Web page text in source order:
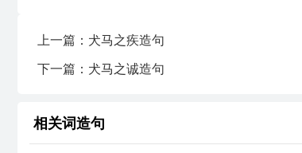
上一篇：犬马之疾造句
下一篇：犬马之诚造句
相关词造句